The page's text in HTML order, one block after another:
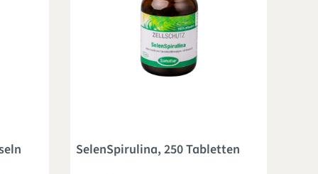
SelenSpirulina, 250 Tabletten